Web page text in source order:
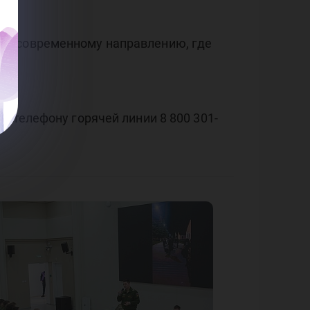
современному направлению, где
телефону горячей линии 8 800 301-